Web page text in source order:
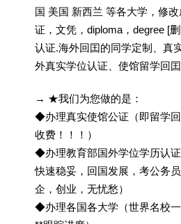
国 美国 新西兰 等各大学，修
证，文凭，diploma，degree [
认证.海外回囯的同学定制、真
外真实学位认证、使馆留学回
→ ★我们为您做的是：
◆办理真实使馆公证（即留学
收费！！！）
◆办理教育部国外学位学历认证
快速稳妥，回国发展，考公务
企，创业，无忧愁）
◆办理各国各大学（世界名校